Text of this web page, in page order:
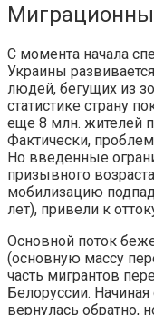
С момента начала
Украины
людей, бегущих из
статистике страну
еще 8 млн. жителей
Фактически,
Но введенные
призывного
мобилизацию
лет), привели к
Основной поток
(основную массу
часть мигрантов
Белоруссии.
вернулась обратно,